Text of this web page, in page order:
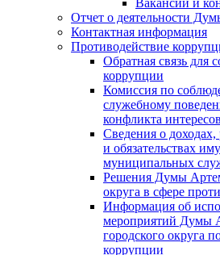
Отчет о деятельности
Контактная информация
Противодействие
Обратная связь для
коррупции
Комиссия по
служебному
конфликта интересов
Сведения о
и обязательствах
муниципальных
Решения Думы
округа в сфере
Информация об
мероприятий Думы
городского округа
коррупции